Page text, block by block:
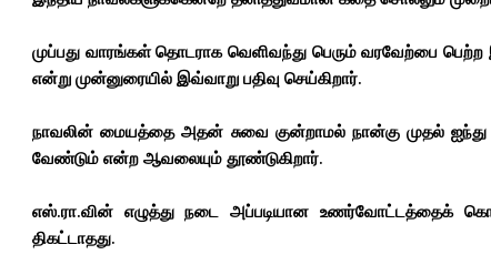
முப்பது வாரங்கள் தொடராக வெளிவந்து பெரும் வரவேற்பை
என்று முன்னுரையில் இவ்வாறு பதிவு செய்கிறார்.
நாவலின் மையத்தை அதன் சுவை குன்றாமல் நான்கு முதல்
வேண்டும் என்ற ஆவலையும் தூண்டுகிறார்.
எஸ்.ரா.வின் எழுத்து நடை அப்படியான உணர்வோட்டத்தைக்
திகட்டாதது.